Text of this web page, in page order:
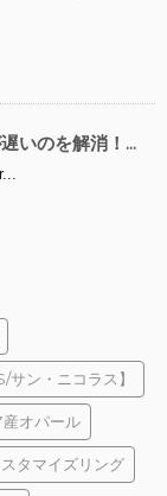
いのを解消！...
サン・ニコラス】
産オパール
スタマイズリング